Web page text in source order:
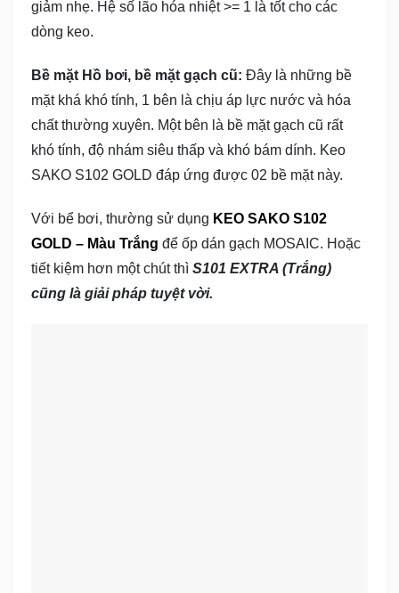
giảm nhẹ. Hệ số lão hóa nhiệt >= 1 là tốt cho các
dòng keo.
Bề mặt Hồ bơi, bề mặt gạch cũ: Đây là những bề
mặt khá khó tính, 1 bên là chịu áp lực nước và hóa
chất thường xuyên. Một bên là bề mặt gạch cũ rất
khó tính, độ nhám siêu thấp và khó bám dính. Keo
SAKO S102 GOLD đáp ứng được 02 bề mặt này.
Với bể bơi, thường sử dụng KEO SAKO S102
GOLD – Màu Trắng để ốp dán gạch MOSAIC. Hoặc
tiết kiệm hơn một chút thì S101 EXTRA (Trắng)
cũng là giải pháp tuyệt vời.